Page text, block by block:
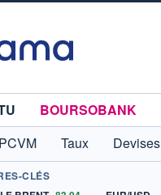
BOURSOBANK
Taux Devises
CLÉS